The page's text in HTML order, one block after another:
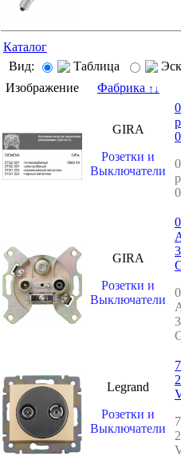
Каталог
Вид:
Таблица
Изображение
Фабрика ↑ ↓
GIRA
Розетки и
Выключатели
GIRA
Розетки и
Выключатели
Legrand
Розетки и
Выключатели